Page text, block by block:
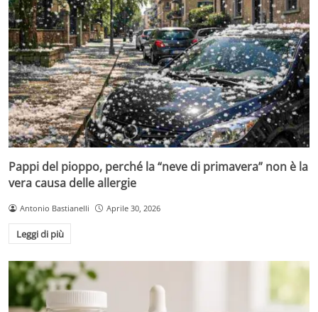
Pappi del pioppo, perché la “neve di primavera” non è la
vera causa delle allergie
Antonio Bastianelli Aprile 30, 2026
Leggi di più